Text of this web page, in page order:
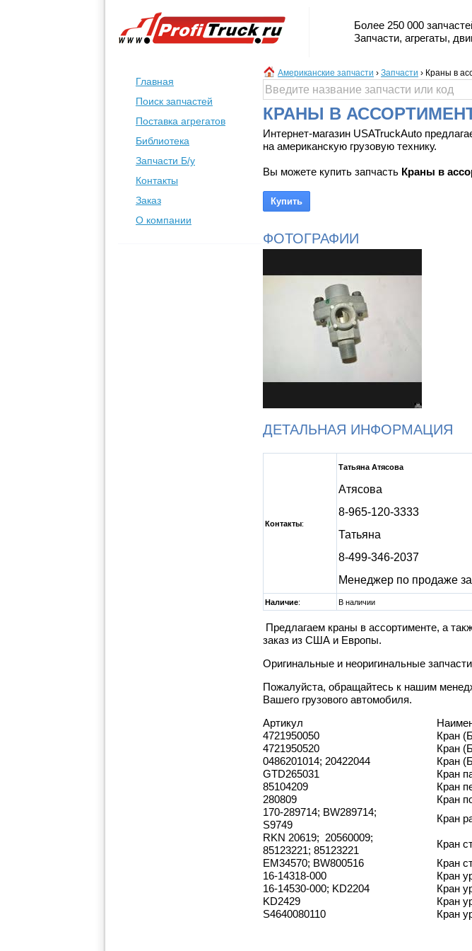
Более 250 000
Запчасти, агрегаты,
Главная
Поиск запчастей
Поставка агрегатов
Библиотека
Запчасти Б/у
Контакты
Заказ
О компании
Американские запчасти › Запчасти › Краны в
КРАНЫ В
Интернет-магазин USATruckAuto
на американскую грузовую технику.
Вы можете купить запчасть Краны в
ФОТОГРАФИИ
ДЕТАЛЬНАЯ ИНФОРМАЦИЯ
Контакты:
Татьяна Атясова
Атясова
8-965-120-3333
Татьяна
8-499-346-2037
Менеджер по продаже
Наличие: В наличии
Предлагаем краны в ассортименте, а
заказ из США и Европы.
Оригинальные и неоригинальные
Пожалуйста, обращайтесь к нашим
Вашего грузового автомобиля.
Артикул
4721950050
Кран
4721950520
Кран
0486201014; 20422044
Кран
GTD265031
Кран
85104209
Кран
280809
Кран
170-289714; BW289714;
S9749
Кран
RKN 20619; 20560009;
85123221; 85123221
Кран
ЕМ34570; BW800516
Кран
16-14318-000
Кран
16-14530-000; KD2204
Кран
KD2429
Кран
S4640080110
Кран